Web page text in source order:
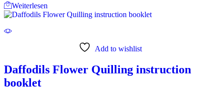
Weiterlesen
Add to wishlist
Daffodils Flower Quilling instruction
booklet